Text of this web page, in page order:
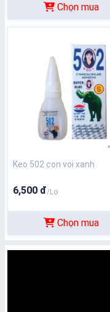
Chọn mua
Keo 502 con voi xanh
6,500 đ/Lọ
Chọn mua